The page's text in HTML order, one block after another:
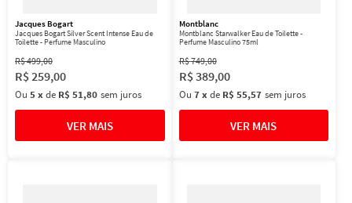
Jacques Bogart
Jacques Bogart Silver Scent Intense Eau de
Toilette - Perfume Masculino
R$499,00
R$259,00
Ou 5xde R$ 51,80 sem juros
Montblanc
Montblanc Starwalker Eau de Toilette -
Perfume Masculino 75ml
R$749,00
R$389,00
Ou 7 xde R$ 55,57 sem juros